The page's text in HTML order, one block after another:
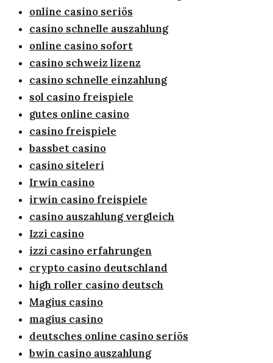
online casino seriös
casino schnelle auszahlung
online casino sofort
casino schweiz lizenz
casino schnelle einzahlung
sol casino freispiele
gutes online casino
casino freispiele
bassbet casino
casino siteleri
Irwin casino
irwin casino freispiele
casino auszahlung vergleich
Izzi casino
izzi casino erfahrungen
crypto casino deutschland
high roller casino deutsch
Magius casino
magius casino
deutsches online casino seriös
bwin casino auszahlung